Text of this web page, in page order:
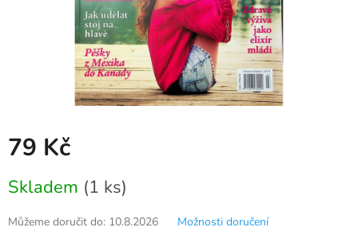
79 Kč
cena:
Skladem (1 ks)
Můžeme doručit do: 10.8.2026 Možnosti doručení